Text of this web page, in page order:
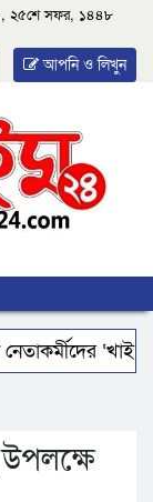
, ২৫শে সফর, ১৪৪৮
আপনি ও লিখুন
‘খাই
উপলক্ষে